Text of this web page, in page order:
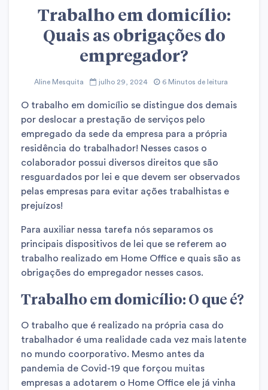
Trabalho em domicílio:
Quais as obrigações do
empregador?
Aline Mesquita julho 29, 2024 6 Minutos de leitura
O trabalho em domicílio se distingue dos demais
por deslocar a prestação de serviços pelo
empregado da sede da empresa para a própria
residência do trabalhador! Nesses casos o
colaborador possui diversos direitos que são
resguardados por lei e que devem ser observados
pelas empresas para evitar ações trabalhistas e
prejuízos!
Para auxiliar nessa tarefa nós separamos os
principais dispositivos de lei que se referem ao
trabalho realizado em Home Office e quais são as
obrigações do empregador nesses casos.
Trabalho em domicílio: O que é?
O trabalho que é realizado na própria casa do
trabalhador é uma realidade cada vez mais latente
no mundo coorporativo. Mesmo antes da
pandemia de Covid-19 que forçou muitas
empresas a adotarem o Home Office ele já vinha